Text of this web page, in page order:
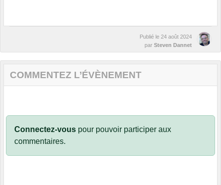
Publié le 24 août 2024
par Steven Dannet
COMMENTEZ L’ÉVÈNEMENT
Connectez-vous pour pouvoir participer aux
commentaires.